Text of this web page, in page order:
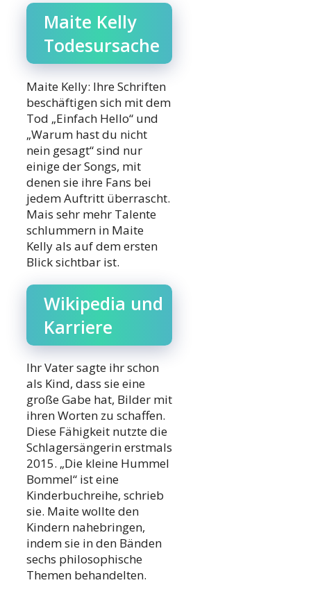
Maite Kelly
Todesursache
Maite Kelly: Ihre Schriften
beschäftigen sich mit dem
Tod „Einfach Hello“ und
„Warum hast du nicht
nein gesagt“ sind nur
einige der Songs, mit
denen sie ihre Fans bei
jedem Auftritt überrascht.
Mais sehr mehr Talente
schlummern in Maite
Kelly als auf dem ersten
Blick sichtbar ist.
Wikipedia und
Karriere
Ihr Vater sagte ihr schon
als Kind, dass sie eine
große Gabe hat, Bilder mit
ihren Worten zu schaffen.
Diese Fähigkeit nutzte die
Schlagersängerin erstmals
2015. „Die kleine Hummel
Bommel“ ist eine
Kinderbuchreihe, schrieb
sie. Maite wollte den
Kindern nahebringen,
indem sie in den Bänden
sechs philosophische
Themen behandelten.